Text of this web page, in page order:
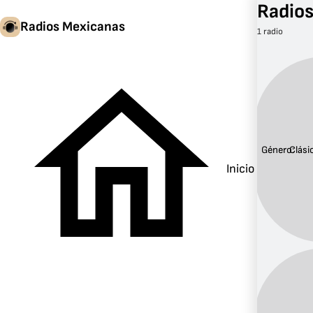
Radios Mexicanas
Inicio
1 radio
Género: